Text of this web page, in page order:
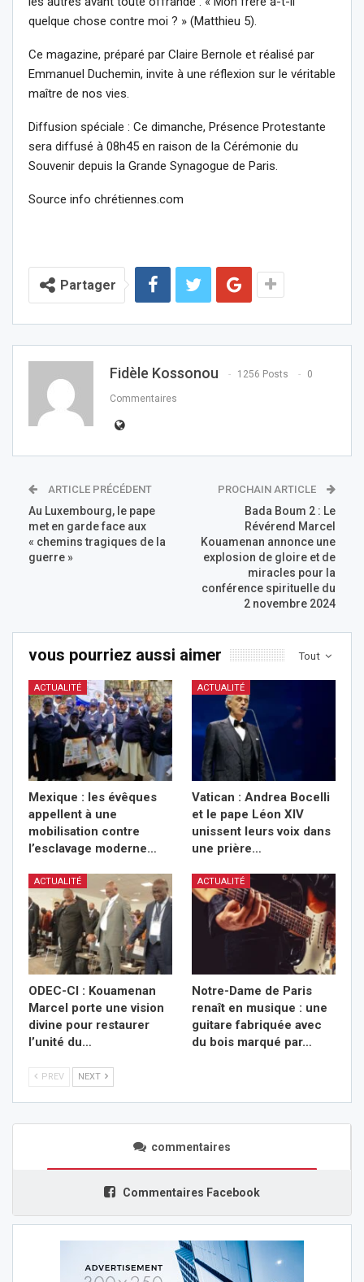
quelque chose contre moi ? » (Matthieu 5).
Ce magazine, préparé par Claire Bernole et réalisé par
Emmanuel Duchemin, invite à une réflexion sur le véritable
maître de nos vies.
Diffusion spéciale : Ce dimanche, Présence Protestante
sera diffusé à 08h45 en raison de la Cérémonie du
Souvenir depuis la Grande Synagogue de Paris.
Source info chrétiennes.com
Partager
Fidèle Kossonou 1256 Posts 0
Commentaires
ARTICLE PRÉCÉDENT
Au Luxembourg, le pape
met en garde face aux
« chemins tragiques de la
guerre »
PROCHAIN ARTICLE
Bada Boum 2 : Le
Révérend Marcel
Kouamenan annonce une
explosion de gloire et de
miracles pour la
conférence spirituelle du
2 novembre 2024
Tout
vous pourriez aussi aimer
ACTUALITÉ
Mexique : les évêques
appellent à une
mobilisation contre
l’esclavage moderne…
ACTUALITÉ
Vatican : Andrea Bocelli
et le pape Léon XIV
unissent leurs voix dans
une prière…
ACTUALITÉ
ODEC-CI : Kouamenan
Marcel porte une vision
divine pour restaurer
l’unité du…
ACTUALITÉ
Notre-Dame de Paris
renaît en musique : une
guitare fabriquée avec
du bois marqué par…
PREV NEXT
commentaires
Commentaires Facebook